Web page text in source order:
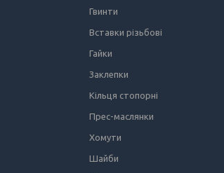
Гвинти
Вставки різьбові
Гайки
Заклепки
Кільця стопорні
Прес-маслянки
Хомути
Шайби